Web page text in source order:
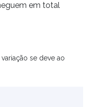
em total
se deve ao